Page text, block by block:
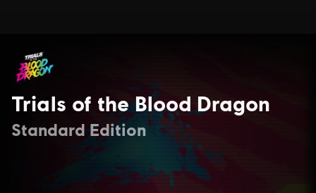
Trials of the Blood Dragon
Standard Edition